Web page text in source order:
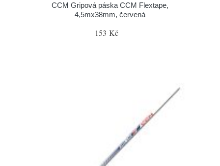
CCM Gripová páska CCM Flextape,
4,5mx38mm, červená
153 Kč